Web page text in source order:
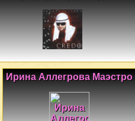
Ирина Аллегрова Маэстро